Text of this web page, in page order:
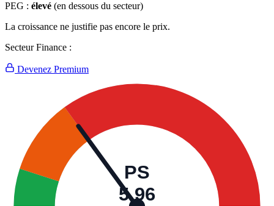
PEG : élevé (en dessous du secteur)
La croissance ne justifie pas encore le prix.
Secteur Finance :
Devenez Premium
PS
5,96